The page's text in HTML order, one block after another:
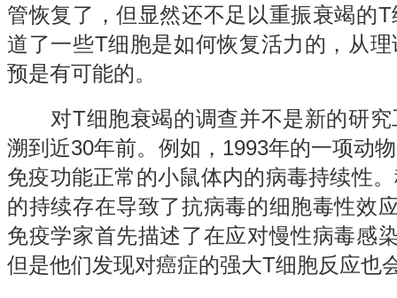
管恢复了，但显然还不足以重振衰竭的
道了一些T细胞是如何恢复活力的，从
预是有可能的。
对T细胞衰竭的调查并不是新的研究
溯到近30年前。例如，1993年的一项动
免疫功能正常的小鼠体内的病毒持续性
的持续存在导致了抗病毒的细胞毒性效
免疫学家首先描述了在应对慢性病毒感
但是他们发现对癌症的强大T细胞反应也